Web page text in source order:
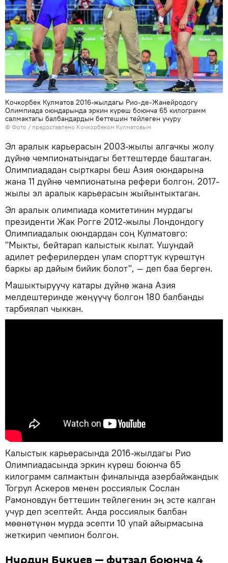
Кочкорбек Кулматов 2016-жылдагы Рио-де-Жанейродогу
Олимпиада оюндарында эркин күрөш боюнча 65 килограмм
салмактагы балбандардын беттешин тейлеген учуру
© Фото / предоставлено Кочкорбеком Кулматовым
Эл аралык карьерасын 2003-жылы алгачкы жолу
дүйнө чемпионатындагы беттештерде баштаган.
Олимпиададан сырткары беш Азия оюндарына
жана 11 дүйнө чемпионатына рефери болгон. 2017-
жылы эл аралык карьерасын жыйынтыктаган.
Эл аралык олимпиада комитетинин мурдагы
президенти Жак Рогге 2012-жылы Лондондогу
Олимпиадалык оюндардан соң Кулматовго:
"Мыкты, бейтарап калыстык кылат. Ушундай
адилет реферилерден улам спорттук күрөштүн
баркы ар дайым бийик болот", — деп баа берген.
Машыктыруучу катары дүйнө жана Азия
мелдештеринде жеңүүчү болгон 180 балбанды
тарбиялап чыккан.
Калыстык карьерасында 2016-жылдагы Рио
Олимпиадасында эркин күрөш боюнча 65
килограмм салмактын финалында азербайжандык
Тогрул Аскеров менен россиялык Сослан
Рамоновдун беттешин тейлегенин эң эсте калган
учур деп эсептейт. Анда россиялык балбан
мөөнөтүнөн мурда эсепти 10 упай айырмасына
жеткирип чемпион болгон.
Нурдин Букуев — футзал боюнча 4